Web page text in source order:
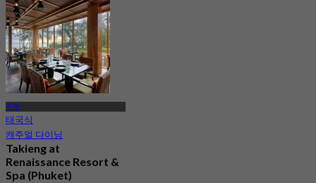
에서฿ 795
푸켓
태국식
캐주얼 다이닝
Takieng at
Renaissance Resort &
Spa (Phuket)